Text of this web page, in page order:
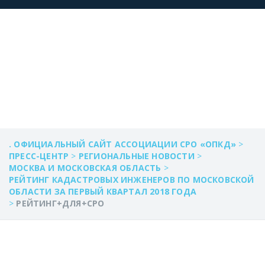
. ОФИЦИАЛЬНЫЙ САЙТ АССОЦИАЦИИ СРО «ОПКД» >
ПРЕСС-ЦЕНТР > РЕГИОНАЛЬНЫЕ НОВОСТИ >
МОСКВА И МОСКОВСКАЯ ОБЛАСТЬ >
РЕЙТИНГ КАДАСТРОВЫХ ИНЖЕНЕРОВ ПО МОСКОВСКОЙ
ОБЛАСТИ ЗА ПЕРВЫЙ КВАРТАЛ 2018 ГОДА
> РЕЙТИНГ+ДЛЯ+СРО